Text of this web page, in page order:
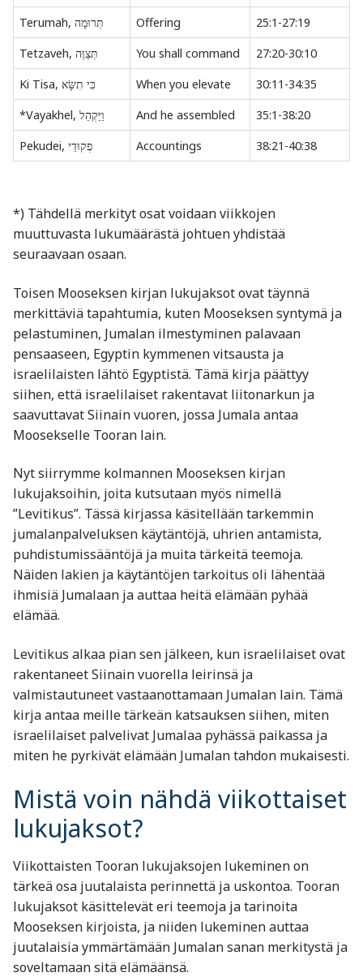
Terumah, תְּרוּמָה
Offering
25:1-27:19
Tetzaveh, תְּצַוֶּה
You shall command
27:20-30:10
Ki Tisa, כִּי תִשָּׂא
When you elevate
30:11-34:35
*Vayakhel, וַיַּקְהֵל
And he assembled
35:1-38:20
Pekudei, פְקוּדֵי
Accountings 38:21-40:38
*) Tähdellä merkityt osat voidaan viikkojen
muuttuvasta lukumäärästä johtuen yhdistää
seuraavaan osaan.
Toisen Mooseksen kirjan lukujaksot ovat täynnä
merkittäviä tapahtumia, kuten Mooseksen syntymä ja
pelastuminen, Jumalan ilmestyminen palavaan
pensaaseen, Egyptin kymmenen vitsausta ja
israelilaisten lähtö Egyptistä. Tämä kirja päättyy
siihen, että israelilaiset rakentavat liitonarkun ja
saavuttavat Siinain vuoren, jossa Jumala antaa
Moosekselle Tooran lain.
Nyt siirrymme kolmannen Mooseksen kirjan
lukujaksoihin, joita kutsutaan myös nimellä
”Levitikus”. Tässä kirjassa käsitellään tarkemmin
jumalanpalveluksen käytäntöjä, uhrien antamista,
puhdistumissääntöjä ja muita tärkeitä teemoja.
Näiden lakien ja käytäntöjen tarkoitus oli lähentää
ihmisiä Jumalaan ja auttaa heitä elämään pyhää
elämää.
Levitikus alkaa pian sen jälkeen, kun israelilaiset ovat
rakentaneet Siinain vuorella leirinsä ja
valmistautuneet vastaanottamaan Jumalan lain. Tämä
kirja antaa meille tärkeän katsauksen siihen, miten
israelilaiset palvelivat Jumalaa pyhässä paikassa ja
miten he pyrkivät elämään Jumalan tahdon mukaisesti.
Mistä voin nähdä viikottaiset
lukujaksot?
Viikottaisten Tooran lukujaksojen lukeminen on
tärkeä osa juutalaista perinnettä ja uskontoa. Tooran
lukujaksot käsittelevät eri teemoja ja tarinoita
Mooseksen kirjoista, ja niiden lukeminen auttaa
juutalaisia ymmärtämään Jumalan sanan merkitystä ja
soveltamaan sitä elämäänsä.